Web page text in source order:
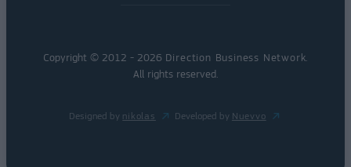
Copyright © 2012 - 2026 Direction Business Network
All rights reserved.
Designed by nikolas Developed by Nuevvo